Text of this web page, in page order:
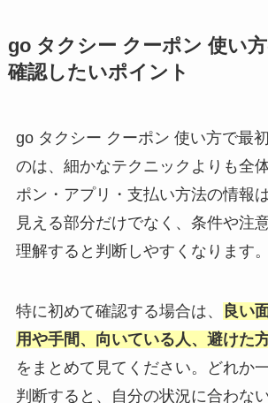
go タクシー クーポン 使い
確認したいポイント
go タクシー クーポン 使い方で最
のは、細かなテクニックよりも全
ポン・アプリ・支払い方法の情報
見える部分だけでなく、条件や注
理解すると判断しやすくなります。
特に初めて確認する場合は、
良い
用や手間、向いている人、避けた
をまとめて見てください。どれか
判断すると、自分の状況に合わな